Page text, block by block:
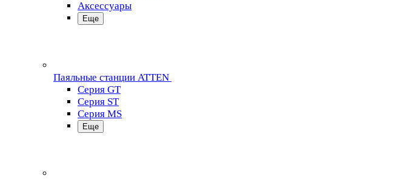
Аксессуары
Еще
Паяльные станции ATTEN
Серия GT
Серия ST
Серия MS
Еще